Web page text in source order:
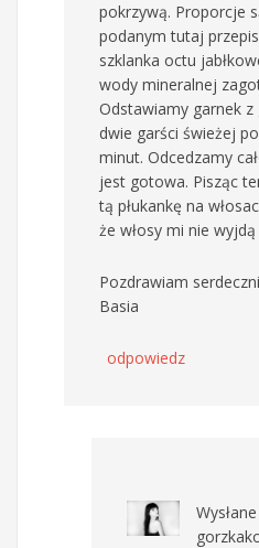
pokrzywą. Proporcje
podanym tutaj
szklanka octu
wody mineralnej
Odstawiamy garnek
dwie garści świeżej
minut. Odcedzamy
jest gotowa. Pisząc
tą płukankę na
że włosy mi nie
Pozdrawiam
Basia
odpowiedz